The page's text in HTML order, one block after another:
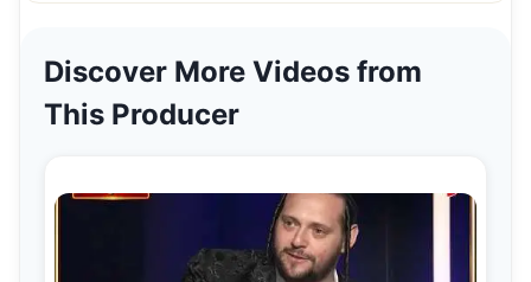
Discover More Videos from
This Producer